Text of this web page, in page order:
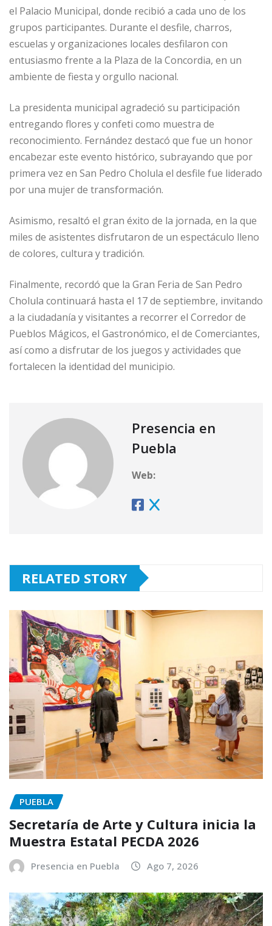
el Palacio Municipal, donde recibió a cada uno de los
grupos participantes. Durante el desfile, charros,
escuelas y organizaciones locales desfilaron con
entusiasmo frente a la Plaza de la Concordia, en un
ambiente de fiesta y orgullo nacional.
La presidenta municipal agradeció su participación
entregando flores y confeti como muestra de
reconocimiento. Fernández destacó que fue un honor
encabezar este evento histórico, subrayando que por
primera vez en San Pedro Cholula el desfile fue liderado
por una mujer de transformación.
Asimismo, resaltó el gran éxito de la jornada, en la que
miles de asistentes disfrutaron de un espectáculo lleno
de colores, cultura y tradición.
Finalmente, recordó que la Gran Feria de San Pedro
Cholula continuará hasta el 17 de septiembre, invitando
a la ciudadanía y visitantes a recorrer el Corredor de
Pueblos Mágicos, el Gastronómico, el de Comerciantes,
así como a disfrutar de los juegos y actividades que
fortalecen la identidad del municipio.
Presencia en
Puebla
Web:
RELATED STORY
PUEBLA
Secretaría de Arte y Cultura inicia la
Muestra Estatal PECDA 2026
Presencia en Puebla Ago 7, 2026